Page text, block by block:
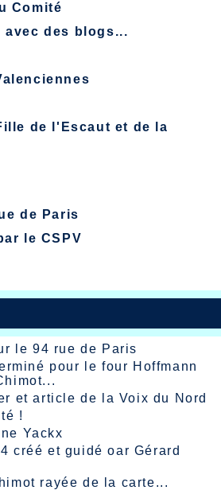
Comité
avec des blogs...
de l'Escaut et de la
de Paris
le CSPV
le 94 rue de Paris
pour le four Hoffmann
et article de la Voix du Nord
!
Yackx
créé et guidé oar Gérard
rayée de la carte...